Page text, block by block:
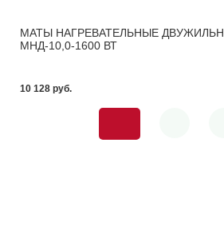
МАТЫ НАГРЕВАТЕЛЬНЫЕ
МНД-10,0-1600 ВТ
10 128 pуб.